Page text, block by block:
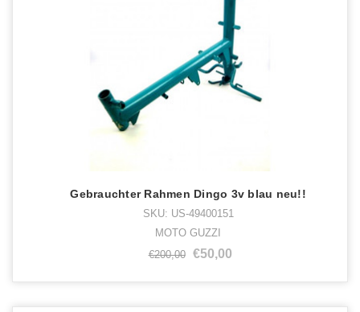
Gebrauchter Rahmen Dingo 3v blau neu!!
SKU: US-49400151
MOTO GUZZI
€200,00
€50,00